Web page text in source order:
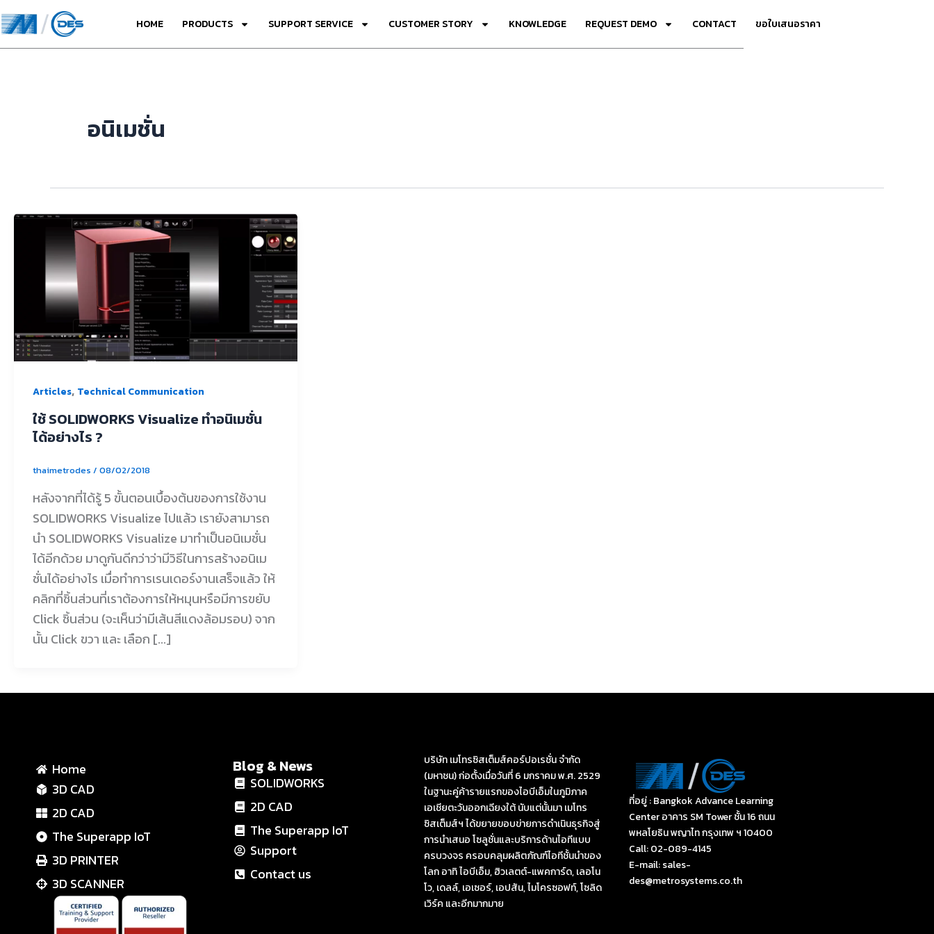
Skip
to
content
HOME PRODUCTS SUPPORT SERVICE CUSTOMER STORY KNOWLEDGE REQUEST DEMO CONTACT ขอใบเสนอราคา
อนิเมชั่น
Articles, Technical Communication
ใช้ SOLIDWORKS Visualize ทำอนิเมชั่น
ได้อย่างไร ?
thaimetrodes / 08/02/2018
หลังจากที่ได้รู้ 5 ขั้นตอนเบื้องต้นของการใช้งาน
SOLIDWORKS Visualize ไปแล้ว เรายังสามารถ
นำ SOLIDWORKS Visualize มาทำเป็นอนิเมชั่น
ได้อีกด้วย มาดูกันดีกว่าว่ามีวิธีในการสร้างอนิเม
ชั่นได้อย่างไร เมื่อทำการเรนเดอร์งานเสร็จแล้ว ให้
คลิกที่ชิ้นส่วนที่เราต้องการให้หมุนหรือมีการขยับ
Click ชิ้นส่วน (จะเห็นว่ามีเส้นสีแดงล้อมรอบ) จาก
นั้น Click ขวา และ เลือก [...]
Home
3D CAD
2D CAD
The Superapp IoT
3D PRINTER
3D SCANNER
Blog & News
SOLIDWORKS
2D CAD
The Superapp IoT
Support
Contact us
บริษัท เมโทรซิสเต็มส์คอร์ปอเรชั่น จำกัด
(มหาชน) ก่อตั้งเมื่อวันที่ 6 มกราคม พ.ศ. 2529
ในฐานะคู่ค้ารายแรกของไอบีเอ็มในภูมิภาค
เอเชียตะวันออกเฉียงใต้ นับแต่นั้นมา เมโทร
ซิสเต็มส์ฯ ได้ขยายขอบข่ายการดำเนินธุรกิจสู่
การนำเสนอ โซลูชั่นและบริการด้านไอทีแบบ
ครบวงจร ครอบคลุมผลิตภัณฑ์ไอทีชั้นนำของ
โลก อาทิ ไอบีเอ็ม, ฮิวเลตต์-แพคการ์ด, เลอโน
โว, เดลล์, เอเซอร์, เอปสัน, ไมโครซอฟท์, โซลิด
เวิร์ค และอีกมากมาย
ที่อยู่ : Bangkok Advance Learning
Center อาคาร SM Tower ชั้น 16 ถนน
พหลโยธิน พญาไท กรุงเทพ ฯ 10400
Call: 02-089-4145
E-mail: sales-
des@metrosystems.co.th